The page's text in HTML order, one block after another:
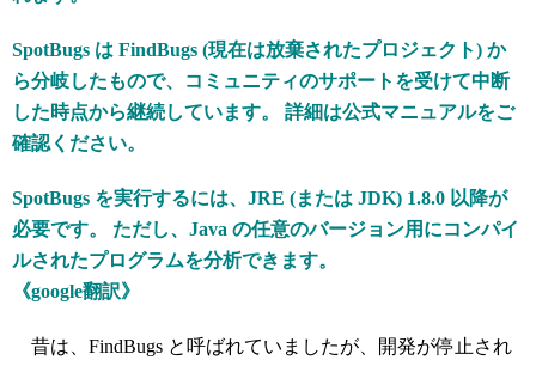
SpotBugs は FindBugs (現在は放棄されたプロジェクト) か
ら分岐したもので、コミュニティのサポートを受けて中断
した時点から継続しています。 詳細は公式マニュアルをご
確認ください。
SpotBugs を実行するには、JRE (または JDK) 1.8.0 以降が
必要です。 ただし、Java の任意のバージョン用にコンパイ
ルされたプログラムを分析できます。
《google翻訳》
昔は、FindBugs と呼ばれていましたが、開発が停止され